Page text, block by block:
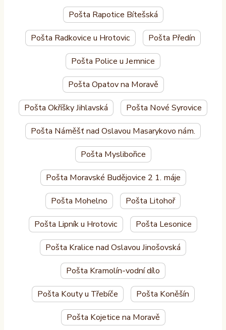
Pošta Rapotice Bítešská
Pošta Radkovice u Hrotovic Pošta Předín
Pošta Police u Jemnice
Pošta Opatov na Moravě
Pošta Okříšky Jihlavská Pošta Nové Syrovice
Pošta Náměšť nad Oslavou Masarykovo nám.
Pošta Myslibořice
Pošta Moravské Budějovice 2 1. máje
Pošta Mohelno Pošta Litohoř
Pošta Lipník u Hrotovic Pošta Lesonice
Pošta Kralice nad Oslavou Jinošovská
Pošta Kramolín-vodní dílo
Pošta Kouty u Třebíče Pošta Koněšín
Pošta Kojetice na Moravě